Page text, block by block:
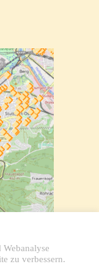
zu verbessern.